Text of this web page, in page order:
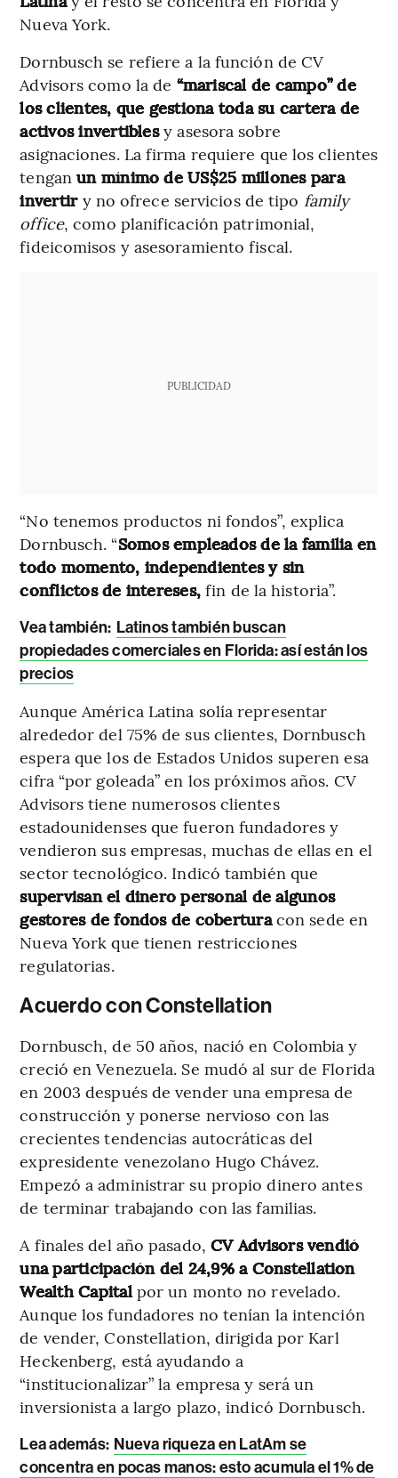
Nueva York.
Dornbusch se refiere a la función de CV
Advisors como la de “mariscal de campo” de
los clientes, que gestiona toda su cartera de
activos invertiblesy asesora sobre
asignaciones. La firma requiere que los clientes
tenganun mínimo de US$25 millones para
invertir y no ofrece servicios de tipo family
office, como planificación patrimonial,
fideicomisos y asesoramiento fiscal.
PUBLICIDAD
“No tenemos productos ni fondos”, explica
Dornbusch. “Somos empleados de la familia en
todo momento, independientes y sin
conflictos de intereses, fin de la historia”.
Vea también: Latinos también buscan
propiedades comerciales en Florida: así están los
precios
Aunque América Latina solía representar
alrededor del 75% de sus clientes, Dornbusch
espera que los de Estados Unidos superen esa
cifra “por goleada” en los próximos años. CV
Advisors tiene numerosos clientes
estadounidenses que fueron fundadores y
vendieron sus empresas, muchas de ellas en el
sector tecnológico. Indicó también que
supervisan el dinero personal de algunos
gestores de fondos de coberturacon sede en
Nueva York que tienen restricciones
regulatorias.
Acuerdo con Constellation
Dornbusch, de 50 años, nació en Colombia y
creció en Venezuela. Se mudó al sur de Florida
en 2003 después de vender una empresa de
construcción y ponerse nervioso con las
crecientes tendencias autocráticas del
expresidente venezolano Hugo Chávez.
Empezó a administrar su propio dinero antes
de terminar trabajando con las familias.
A finales del año pasado, CV Advisors vendió
una participación del 24,9% a Constellation
Wealth Capitalpor un monto no revelado.
Aunque los fundadores no tenían la intención
de vender, Constellation, dirigida por Karl
Heckenberg, está ayudando a
“institucionalizar” la empresa y será un
inversionista a largo plazo, indicó Dornbusch.
Lea además: Nueva riqueza en LatAm se
concentra en pocas manos: esto acumula el 1% de